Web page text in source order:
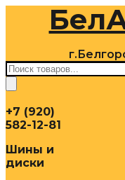
содержимому
Поиск
товаров
+7 (920)
582-12-81
Шины и
диски